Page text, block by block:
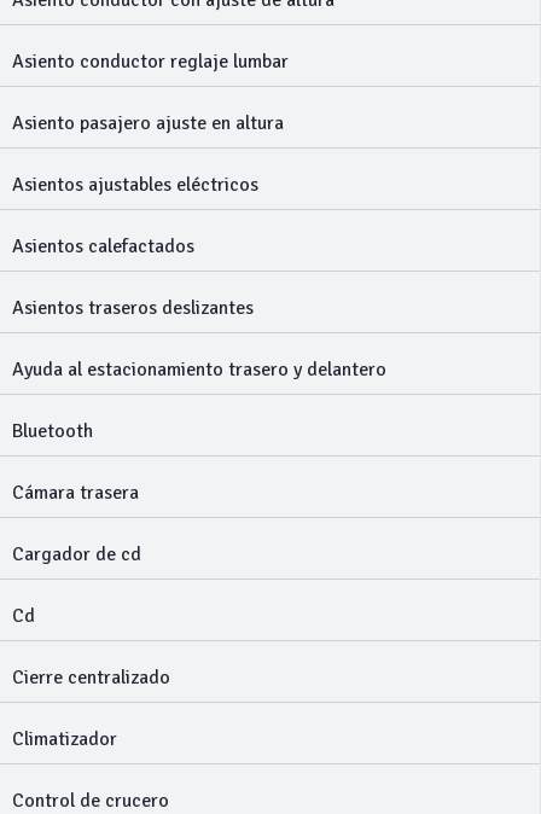
Asiento conductor reglaje lumbar
Asiento pasajero ajuste en altura
Asientos ajustables eléctricos
Asientos calefactados
Asientos traseros deslizantes
Ayuda al estacionamiento trasero y delantero
Bluetooth
Cámara trasera
Cargador de cd
Cd
Cierre centralizado
Climatizador
Control de crucero